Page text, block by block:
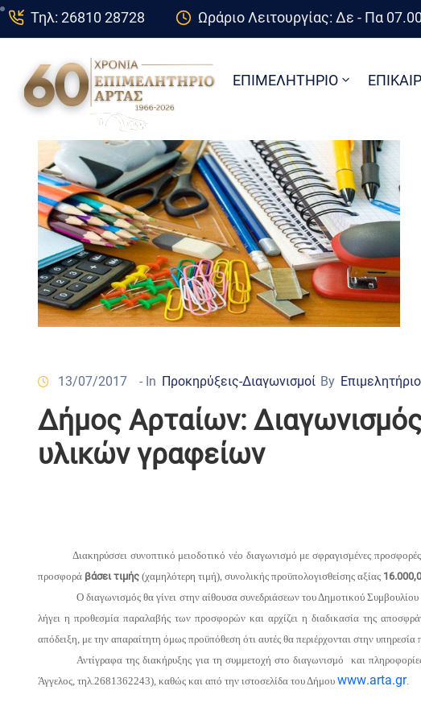
Τηλ: 26810 28728 Ωράριο Λειτουργίας: Δε - Πα
ΕΠΙΜΕΛΗΤΗΡΙΟ
13/07/2017 - In Προκηρύξεις-Διαγωνισμοί By
Δήμος Αρταίων:
υλικών γραφείων
Διακηρύσσει συνοπτικό μειοδοτικό νέο διαγωνισμό με σφραγισμένες προσφορές
προσφορά βάσει τιμής (χαμηλότερη τιμή), συνολικής προϋπολογισθείσης αξίας
Ο διαγωνισμός θα γίνει στην αίθουσα συνεδριάσεων του Δημοτικού
λήγει η προθεσμία παραλαβής των προσφορών και αρχίζει η διαδικασία της
απόδειξη, με την απαραίτητη όμως προϋπόθεση ότι αυτές θα περιέρχονται στην
Αντίγραφα της διακήρυξης για τη συμμετοχή στο διαγωνισμό και
Άγγελος, τηλ.2681362243), καθώς και από την ιστοσελίδα του Δήμου www.arta.gr.